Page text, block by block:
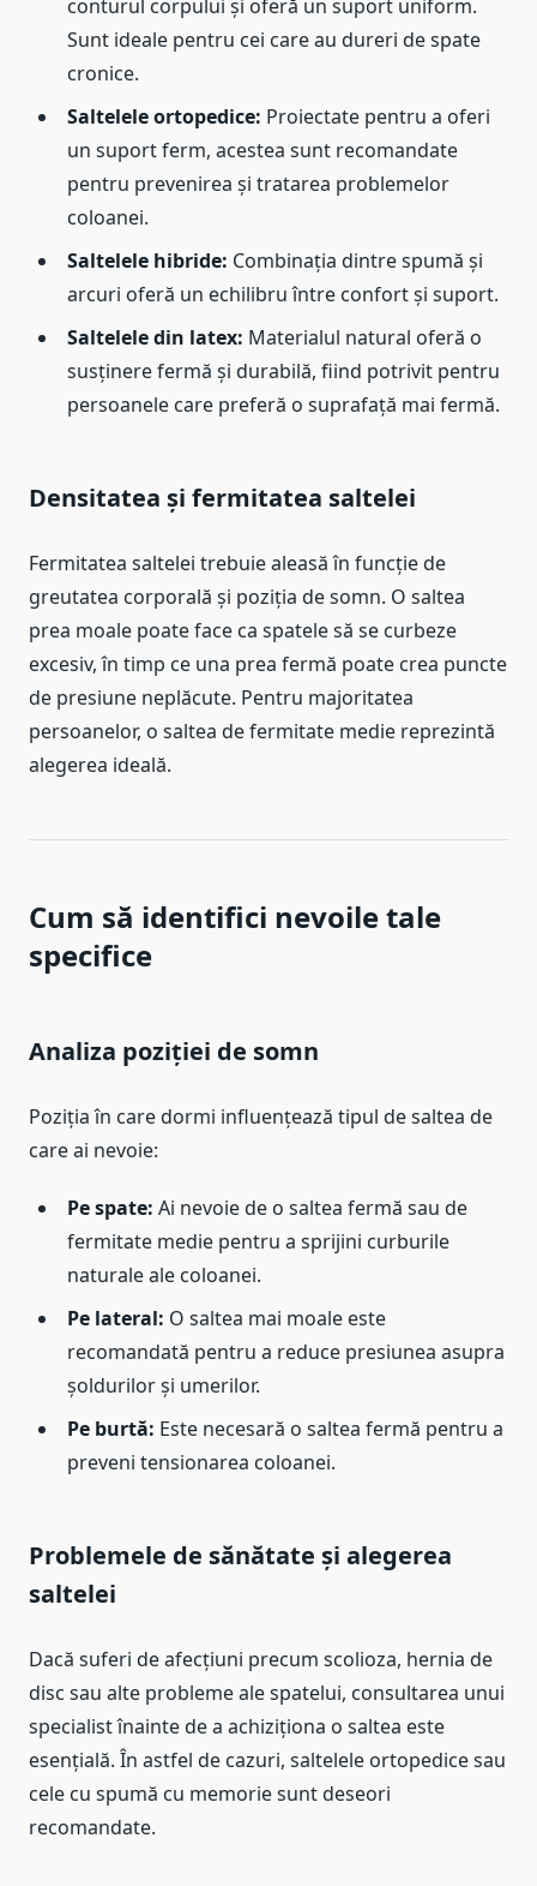
conturul corpului și oferă un suport uniform.
Sunt ideale pentru cei care au dureri de spate
cronice.
Saltelele ortopedice: Proiectate pentru a oferi
un suport ferm, acestea sunt recomandate
pentru prevenirea și tratarea problemelor
coloanei.
Saltelele hibride: Combinația dintre spumă și
arcuri oferă un echilibru între confort și suport.
Saltelele din latex: Materialul natural oferă o
susținere fermă și durabilă, fiind potrivit pentru
persoanele care preferă o suprafață mai fermă.
Densitatea și fermitatea saltelei
Fermitatea saltelei trebuie aleasă în funcție de
greutatea corporală și poziția de somn. O saltea
prea moale poate face ca spatele să se curbeze
excesiv, în timp ce una prea fermă poate crea puncte
de presiune neplăcute. Pentru majoritatea
persoanelor, o saltea de fermitate medie reprezintă
alegerea ideală.
Cum să identifici nevoile tale
specifice
Analiza poziției de somn
Poziția în care dormi influențează tipul de saltea de
care ai nevoie:
Pe spate: Ai nevoie de o saltea fermă sau de
fermitate medie pentru a sprijini curburile
naturale ale coloanei.
Pe lateral: O saltea mai moale este
recomandată pentru a reduce presiunea asupra
șoldurilor și umerilor.
Pe burtă: Este necesară o saltea fermă pentru a
preveni tensionarea coloanei.
Problemele de sănătate și alegerea
saltelei
Dacă suferi de afecțiuni precum scolioza, hernia de
disc sau alte probleme ale spatelui, consultarea unui
specialist înainte de a achiziționa o saltea este
esențială. În astfel de cazuri, saltelele ortopedice sau
cele cu spumă cu memorie sunt deseori
recomandate.